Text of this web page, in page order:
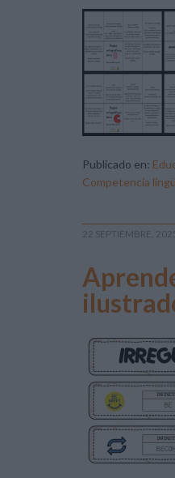
Publicado en:
Competencia
22 SEPTIEMBRE,